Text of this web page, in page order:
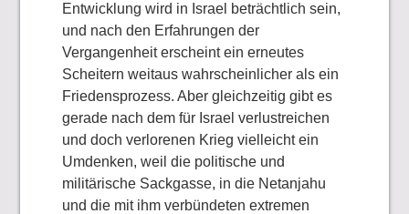
Entwicklung wird in Israel beträchtlich sein,
und nach den Erfahrungen der
Vergangenheit erscheint ein erneutes
Scheitern weitaus wahrscheinlicher als ein
Friedensprozess. Aber gleichzeitig gibt es
gerade nach dem für Israel verlustreichen
und doch verlorenen Krieg vielleicht ein
Umdenken, weil die politische und
militärische Sackgasse, in die Netanjahu
und die mit ihm verbündeten extremen